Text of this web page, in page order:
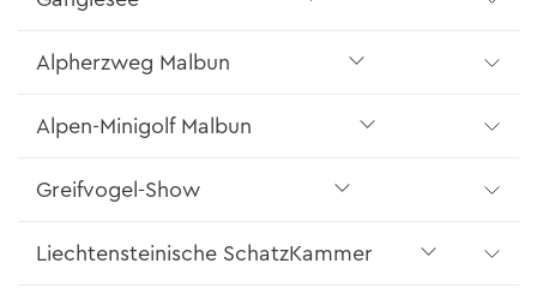
Alpherzweg Malbun
Alpen-Minigolf Malbun
Greifvogel-Show
Liechtensteinische SchatzKammer